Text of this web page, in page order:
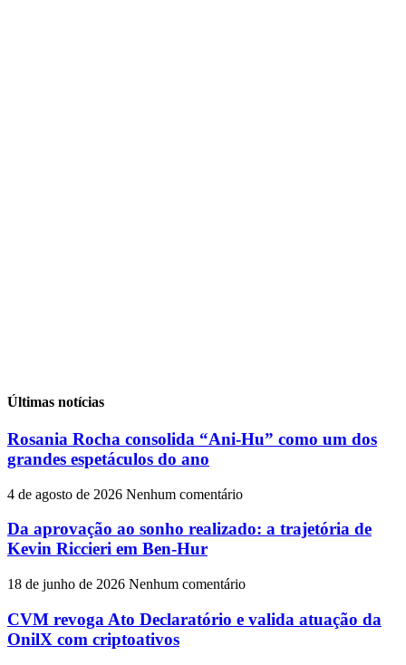
Últimas notícias
Rosania Rocha consolida “Ani-Hu” como um dos
grandes espetáculos do ano
4 de agosto de 2026 Nenhum comentário
Da aprovação ao sonho realizado: a trajetória de
Kevin Riccieri em Ben-Hur
18 de junho de 2026 Nenhum comentário
CVM revoga Ato Declaratório e valida atuação da
OnilX com criptoativos